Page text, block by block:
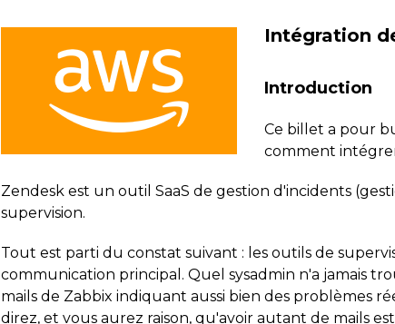
Intégration
Introduction
Ce billet a pour
comment
Zendesk est un outil SaaS de gestion d'incidents
supervision.
Tout est parti du constat suivant : les outils de
communication principal. Quel sysadmin n'a jamais
mails de Zabbix indiquant aussi bien des problèmes
direz, et vous aurez raison, qu'avoir autant de mails